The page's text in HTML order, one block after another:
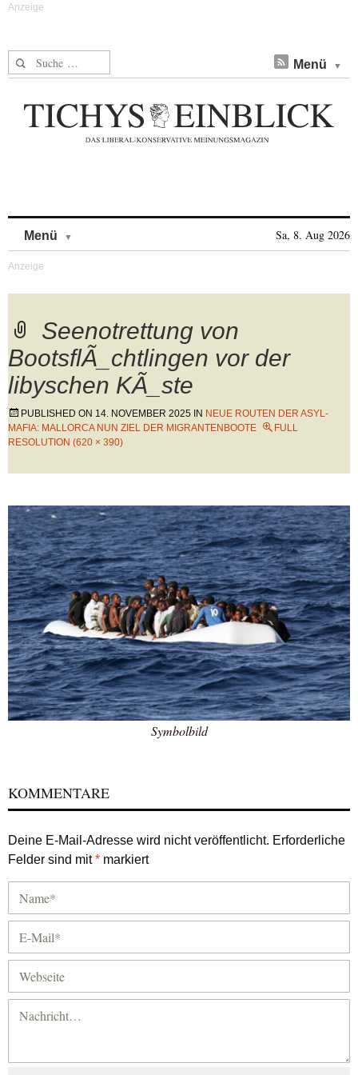
Suche nach: Menü
Menü Sa, 8. Aug 2026
Seenotrettung von
BootsflÃ_chtlingen vor der
libyschen KÃ_ste
PUBLISHED ON 14. NOVEMBER 2025 IN NEUE ROUTEN DER ASYL-
MAFIA: MALLORCA NUN ZIEL DER MIGRANTENBOOTE
FULL
RESOLUTION (620 × 390)
Symbolbild
KOMMENTARE
Deine E-Mail-Adresse wird nicht veröffentlicht. Erforderliche
Felder sind mit* markiert